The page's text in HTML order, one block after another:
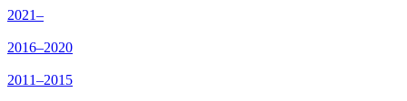
2021–
2016–2020
2011–2015